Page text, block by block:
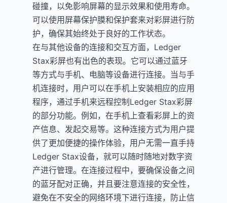
碰撞，以免影响屏幕的显示效果和使用寿命。
可以使用屏幕保护膜和保护套来对彩屏进行防
护，确保其始终处于良好的工作状态。
在与其他设备的连接和交互方面，Ledger
Stax彩屏也有出色的表现。它可以通过蓝牙
等方式与手机、电脑等设备进行连接。当与手
机连接时，用户可以在手机上安装相应的应用
程序，通过手机来远程控制Ledger Stax彩屏
的部分功能。例如，在手机上查看彩屏上的资
产信息、发起交易等。这种连接方式为用户提
供了更加便捷的操作体验，用户无需一直手持
Ledger Stax设备，就可以随时随地对数字资
产进行管理。在连接过程中，要确保设备之间
的蓝牙配对正确，并且要注意连接的安全性，
避免在不安全的网络环境下进行连接，防止信